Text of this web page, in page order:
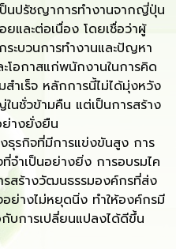
ป็นปรัชญาการทำงานจากญี่ปุ่น
ยและต่อเนื่อง โดยเชื่อว่าผู้
ะบวนการทำงานและปัญหา
โอกาสแก่พนักงานในการคิด
ำเร็จ หลักการนี้ไม่ได้มุ่งหวัง
นชั่วข้ามคืน แต่เป็นการสร้าง
ย่างยั่งยืน
ธุรกิจที่มีการแข่งขันสูง การ
จำเป็นอย่างยิ่ง การอบรมไค
รสร้างวัฒนธรรมองค์กรที่ส่ง
อย่างไม่หยุดนิ่ง ทำให้องค์กรมี
บการเปลี่ยนแปลงได้ดีขึ้น